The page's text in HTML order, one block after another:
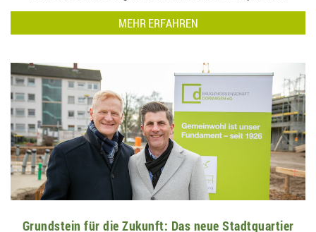
MEHR ERFAHREN
Grundstein für die Zukunft: Das neue Stadtquartier